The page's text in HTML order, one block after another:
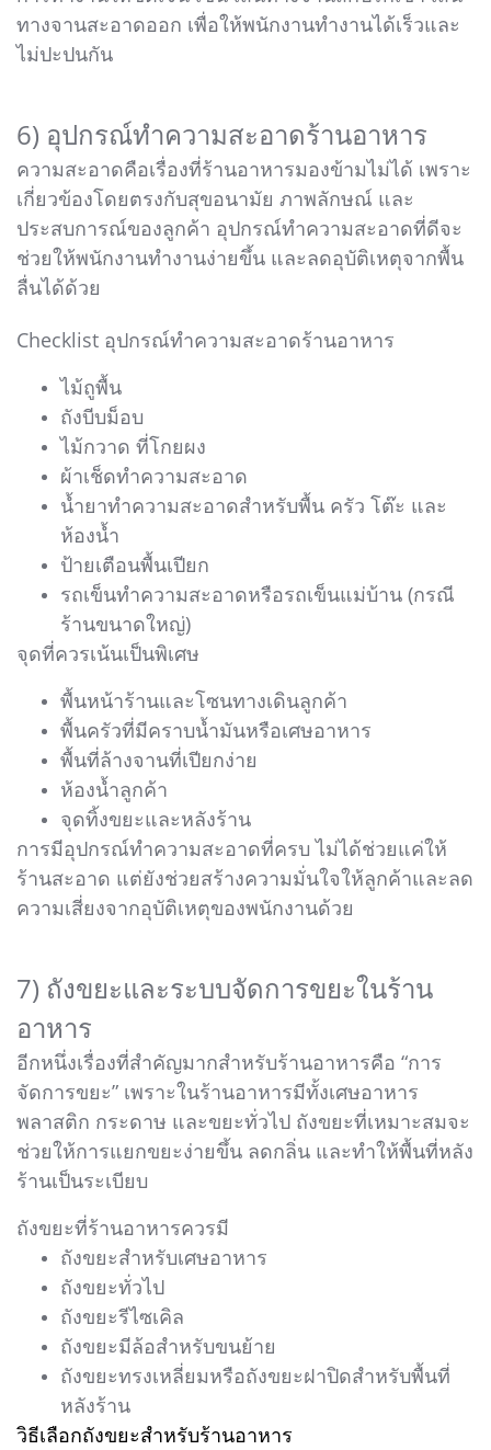
ทางจานสะอาดออก เพื่อให้พนักงานทำงานได้เร็วและ
ไม่ปะปนกัน
6) อุปกรณ์ทำความสะอาดร้านอาหาร
ความสะอาดคือเรื่องที่ร้านอาหารมองข้ามไม่ได้ เพราะ
เกี่ยวข้องโดยตรงกับสุขอนามัย ภาพลักษณ์ และ
ประสบการณ์ของลูกค้า อุปกรณ์ทำความสะอาดที่ดีจะ
ช่วยให้พนักงานทำงานง่ายขึ้น และลดอุบัติเหตุจากพื้น
ลื่นได้ด้วย
Checklist อุปกรณ์ทำความสะอาดร้านอาหาร
ไม้ถูพื้น
ถังบีบม็อบ
ไม้กวาด ที่โกยผง
ผ้าเช็ดทำความสะอาด
น้ำยาทำความสะอาดสำหรับพื้น ครัว โต๊ะ และ
ห้องน้ำ
ป้ายเตือนพื้นเปียก
รถเข็นทำความสะอาดหรือรถเข็นแม่บ้าน (กรณี
ร้านขนาดใหญ่)
จุดที่ควรเน้นเป็นพิเศษ
พื้นหน้าร้านและโซนทางเดินลูกค้า
พื้นครัวที่มีคราบน้ำมันหรือเศษอาหาร
พื้นที่ล้างจานที่เปียกง่าย
ห้องน้ำลูกค้า
จุดทิ้งขยะและหลังร้าน
การมีอุปกรณ์ทำความสะอาดที่ครบ ไม่ได้ช่วยแค่ให้
ร้านสะอาด แต่ยังช่วยสร้างความมั่นใจให้ลูกค้าและลด
ความเสี่ยงจากอุบัติเหตุของพนักงานด้วย
7) ถังขยะและระบบจัดการขยะในร้าน
อาหาร
อีกหนึ่งเรื่องที่สำคัญมากสำหรับร้านอาหารคือ “การ
จัดการขยะ” เพราะในร้านอาหารมีทั้งเศษอาหาร
พลาสติก กระดาษ และขยะทั่วไป ถังขยะที่เหมาะสมจะ
ช่วยให้การแยกขยะง่ายขึ้น ลดกลิ่น และทำให้พื้นที่หลัง
ร้านเป็นระเบียบ
ถังขยะที่ร้านอาหารควรมี
ถังขยะสำหรับเศษอาหาร
ถังขยะทั่วไป
ถังขยะรีไซเคิล
ถังขยะมีล้อสำหรับขนย้าย
ถังขยะทรงเหลี่ยมหรือถังขยะฝาปิดสำหรับพื้นที่
หลังร้าน
วิธีเลือกถังขยะสำหรับร้านอาหาร